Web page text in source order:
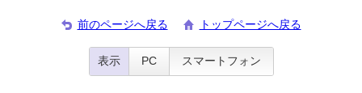
前のページへ戻る トップページへ戻る
表示 PC スマートフォン